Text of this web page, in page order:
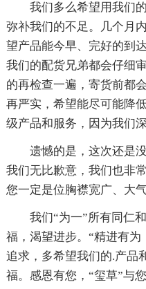
我们多么希望用我们
弥补我们的不足。几个月
望产品能今早、完好的到
我们的配货兄弟都会仔细
的再检查一遍，寄货前都
再严实，希望能尽可能降
级产品和服务，因为我们
遗憾的是，这次还是
我们无比歉意，我们也非
您一定是位胸襟宽广、大气
我们“为一”所有同仁
福，渴望进步。“精进有
追求，多希望我们的.产品
福。感恩有您，“玺草”与